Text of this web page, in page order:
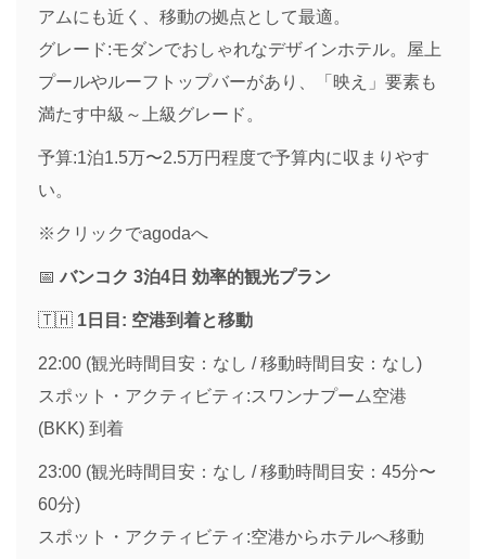
アムにも近く、移動の拠点として最適。
グレード:モダンでおしゃれなデザインホテル。屋上
プールやルーフトップバーがあり、「映え」要素も
満たす中級～上級グレード。
予算:1泊1.5万〜2.5万円程度で予算内に収まりやす
い。
※クリックでagodaへ
📅 バンコク 3泊4日 効率的観光プラン
🇹🇭 1日目: 空港到着と移動
22:00 (観光時間目安：なし / 移動時間目安：なし)
スポット・アクティビティ:スワンナプーム空港
(BKK) 到着
23:00 (観光時間目安：なし / 移動時間目安：45分〜
60分)
スポット・アクティビティ:空港からホテルへ移動